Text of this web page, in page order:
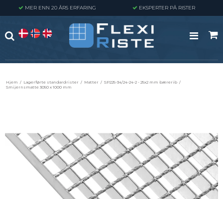
MER ENN 20 ÅRS ERFARING EKSPERTER PÅ RISTER
Hjem / Lagerførte standardrister / Matter / SP225-34/24-24-2 - 25x2 mm bærerib /
Smijernsmatte 3050 x 1000 mm